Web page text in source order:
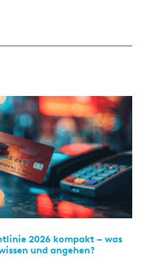
2026 kompakt – was
und angehen?